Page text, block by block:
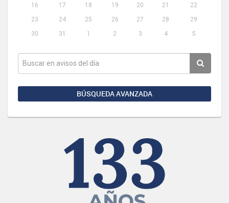
16
17 18 19 20 21
22
23
24 25 26 27 28
29
30
31 1 2 3 4 5
BÚSQUEDA AVANZADA